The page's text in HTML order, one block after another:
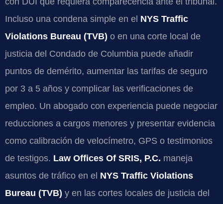
Incluso una condena simple en el NYS Traffic
Violations Bureau (TVB) o en una corte local de
justicia del Condado de Columbia puede añadir
puntos de demérito, aumentar las tarifas de seguro
por 3 a 5 años y complicar las verificaciones de
empleo. Un abogado con experiencia puede negociar
reducciones a cargos menores y presentar evidencia
como calibración de velocímetro, GPS o testimonios
de testigos. Law Offices Of SRIS, P.C. maneja
asuntos de tráfico en el NYS Traffic Violations
Bureau (TVB) y en las cortes locales de justicia del